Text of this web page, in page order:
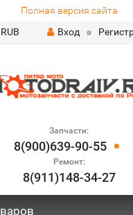
Полная версия сайта
RUB
Вход
Запчасти:
8(900)639-90-55
Ремонт:
8(911)148-34-27